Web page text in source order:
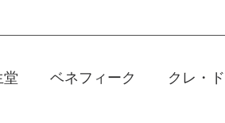
堂 ベネフィーク クレ・